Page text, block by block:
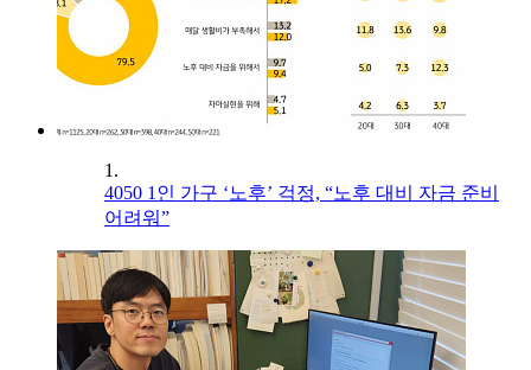
1.
4050 1인 가구 ‘노후’ 걱정, “노후 대비 자금 준비
어려워”